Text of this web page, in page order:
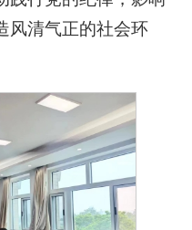
风清气正的社会环